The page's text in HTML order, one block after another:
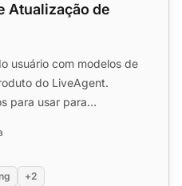
Atualização de
usuário com modelos de
do LiveAgent.
para usar para
+2